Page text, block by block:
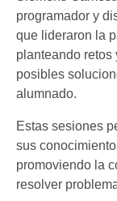
programador y
que lideraron la
planteando retos
posibles
alumnado.
Estas sesiones
sus
promoviendo la
resolver